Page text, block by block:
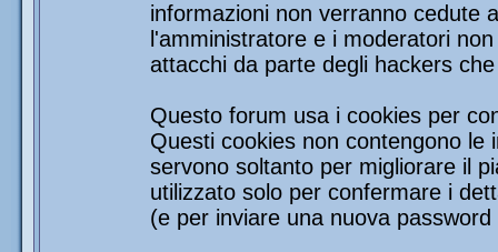
informazioni non verranno cedute
l'amministratore e i moderatori
attacchi da parte degli hackers
Questo forum usa i cookies per
Questi cookies non contengono le
servono soltanto per migliorare il
utilizzato solo per confermare i
(e per inviare una nuova